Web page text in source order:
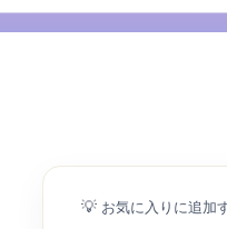
💡 お気に入りに追加